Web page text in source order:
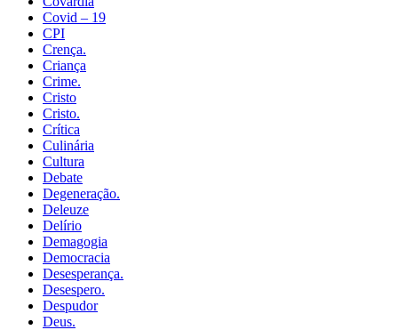
Covid – 19
CPI
Crença.
Criança
Crime.
Cristo
Cristo.
Crítica
Culinária
Cultura
Debate
Degeneração.
Deleuze
Delírio
Demagogia
Democracia
Desesperança.
Desespero.
Despudor
Deus.